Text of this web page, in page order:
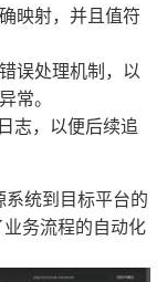
映射，并且值符
误处理机制，以
常。
志，以便后续追
统到目标平台的
务流程的自动化